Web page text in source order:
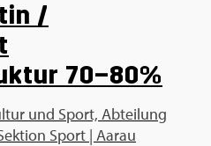
/
70–80%
und Sport, Abteilung
Sport | Aarau